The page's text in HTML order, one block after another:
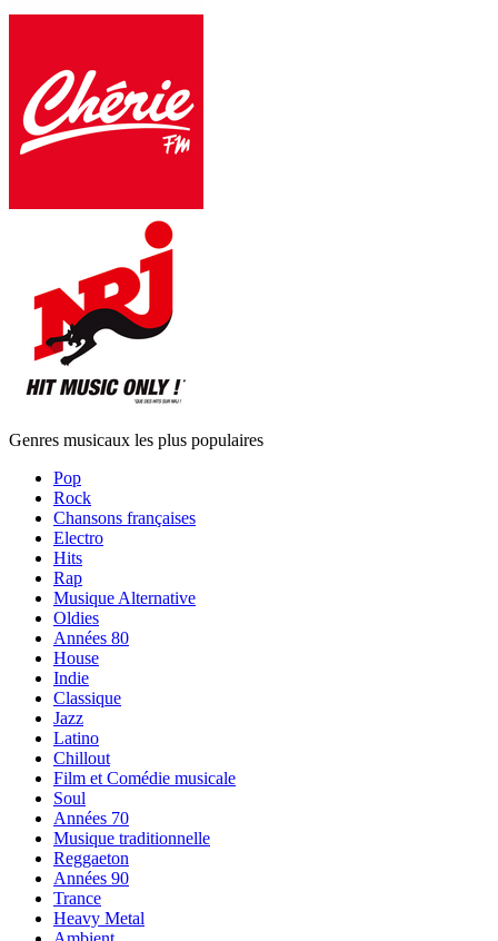
Genres musicaux les plus populaires
Pop
Rock
Chansons françaises
Electro
Hits
Rap
Musique Alternative
Oldies
Années 80
House
Indie
Classique
Jazz
Latino
Chillout
Film et Comédie musicale
Soul
Années 70
Musique traditionnelle
Reggaeton
Années 90
Trance
Heavy Metal